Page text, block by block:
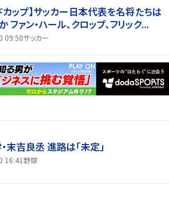
カップ】サッカー日本代表を名将たちは
ファン・ハール、クロップ、フリック...
09:50サッカー
末吉良丞 進路は「未定」
16:41 野球